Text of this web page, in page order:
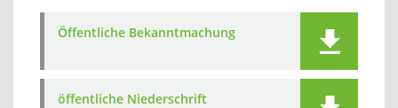
Öffentliche Bekanntmachung
öffentliche Niederschrift